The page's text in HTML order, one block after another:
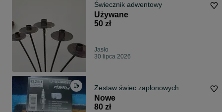
Świecznik adwentowy
Używane
50 zł
Jasło
30 lipca 2026
Zestaw świec zapłonowych
Nowe
80 zł